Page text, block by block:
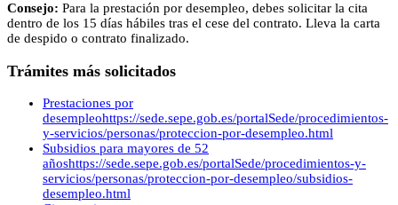
Consejo: Para la prestación por desempleo, debes solicitar la cita
dentro de los 15 días hábiles tras el cese del contrato. Lleva la carta
de despido o contrato finalizado.
Trámites más solicitados
Prestaciones por
desempleohttps://sede.sepe.gob.es/portalSede/procedimientos-
y-servicios/personas/proteccion-por-desempleo.html
Subsidios para mayores de 52
añoshttps://sede.sepe.gob.es/portalSede/procedimientos-y-
servicios/personas/proteccion-por-desempleo/subsidios-
desempleo.html